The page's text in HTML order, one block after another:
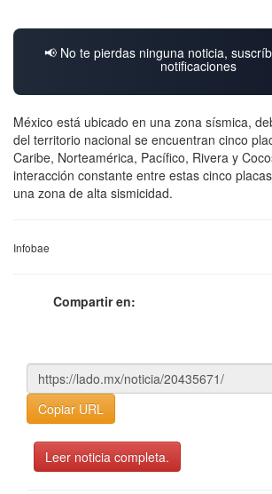
📢 No te pierdas ninguna noticia,
notificaciones
México está ubicado en una zona sísmica,
del territorio nacional se encuentran cinco
Caribe, Norteamérica, Pacífico, Rivera y
interacción constante entre estas cinco
una zona de alta sismicidad.
Infobae
Compartir en:
Copiar URL
Leer noticia completa.